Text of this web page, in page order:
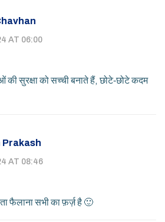
AT 06:00
सुरक्षा को सच्ची बनाते हैं, छोटे‑छोटे कदम
Prakash
AT 08:46
फैलाना सभी का फ़र्ज़ है 🙂